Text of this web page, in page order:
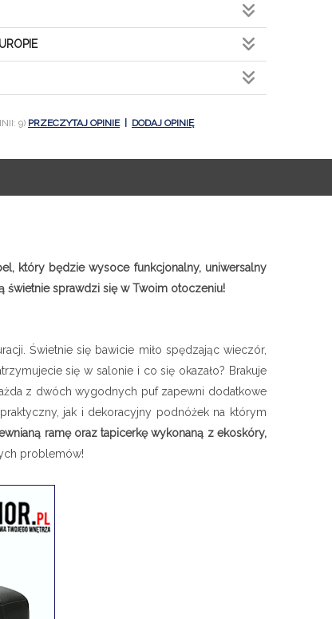
9) PRZECZYTAJ OPINIE DODAJ OPINIĘ
który będzie wysoce funkcjonalny, uniwersalny
sprawdzi się w Twoim otoczeniu!
Świetnie się bawicie miło spędzając wieczór,
się w salonie i co się okazało? Brakuje
z dwóch wygodnych puf zapewni dodatkowe
jak i dekoracyjny podnóżek na którym
ramę oraz tapicerkę wykonaną z ekoskóry,
problemów!